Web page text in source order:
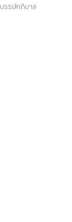
บรรษัทภิบาล